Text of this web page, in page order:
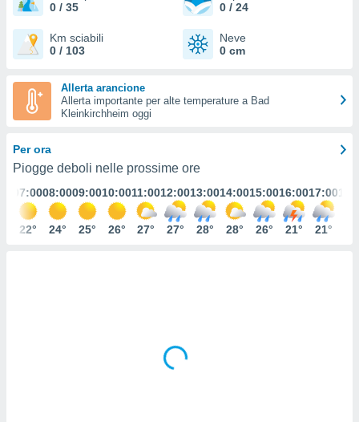
le
simili,
ACCETTA
CONTINUA
IMPOSTAZIONI
0 / 35
0 / 24
Km sciabili
0 / 103
Neve
0 cm
Allerta arancione
Allerta importante per alte temperature a Bad
Kleinkirchheim oggi
Per ora
Piogge deboli nelle prossime ore
07:00
22°
08:00
24°
09:00
25°
10:00
26°
11:00
27°
12:00
27°
13:00
28°
14:00
28°
15:00
26°
16:00
21°
17:00
21°